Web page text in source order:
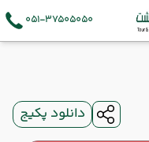
051-37505050
دانلود پکیج